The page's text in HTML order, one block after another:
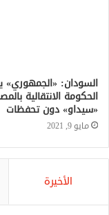
السودان: «الجمهوري»
الحكومة الانتقالية
«سيداو» دون تحفظات
مايو 9, 2021
الأخيرة